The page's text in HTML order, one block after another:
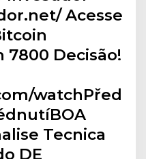
Acesse
7800 Decisão!
watchPřed
Tecnica
DE